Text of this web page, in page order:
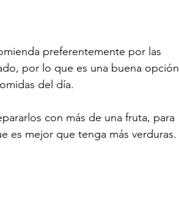
preferentemente por las
por lo que es una buena opción
del día.
con más de una fruta, para
es mejor que tenga más verduras.